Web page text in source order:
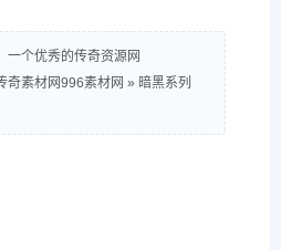
一个优秀的传奇资源网
奇素材网996素材网 » 暗黑系列